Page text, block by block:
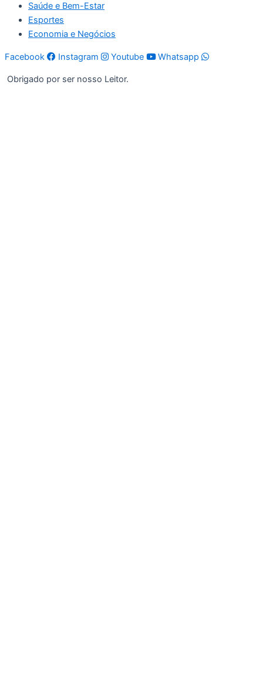
Saúde e Bem-Estar
Esportes
Economia e Negócios
Facebook Instagram Youtube Whatsapp
Obrigado por ser nosso Leitor.